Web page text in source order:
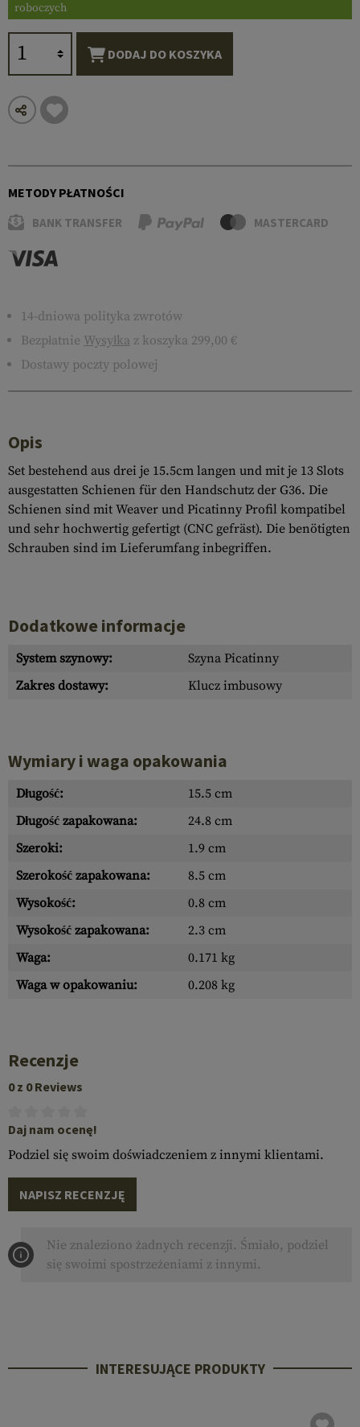
roboczych
DODAJ DO KOSZYKA
METODY PŁATNOŚCI
BANK TRANSFER MASTERCARD
14-dniowa polityka zwrotów
Bezpłatnie Wysyłka z koszyka 299,00 €
Dostawy poczty polowej
Opis
Set bestehend aus drei je 15.5cm langen und mit je 13 Slots
ausgestatten Schienen für den Handschutz der G36. Die
Schienen sind mit Weaver und Picatinny Profil kompatibel
und sehr hochwertig gefertigt (CNC gefräst). Die benötigten
Schrauben sind im Lieferumfang inbegriffen.
Dodatkowe informacje
System szynowy:
Szyna Picatinny
Zakres dostawy:
Klucz imbusowy
Wymiary i waga opakowania
Długość:
15.5 cm
Długość zapakowana:
24.8 cm
Szeroki:
1.9 cm
Szerokość zapakowana:
8.5 cm
Wysokość:
0.8 cm
Wysokość zapakowana:
2.3 cm
Waga:
0.171 kg
Waga w opakowaniu:
0.208 kg
Recenzje
0 z 0 Reviews
Daj nam ocenę!
Podziel się swoim doświadczeniem z innymi klientami.
NAPISZ RECENZJĘ
Nie znaleziono żadnych recenzji. Śmiało, podziel
się swoimi spostrzeżeniami z innymi.
INTERESUJĄCE PRODUKTY